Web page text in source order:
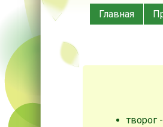
Меню
Наверх
Главная
творог